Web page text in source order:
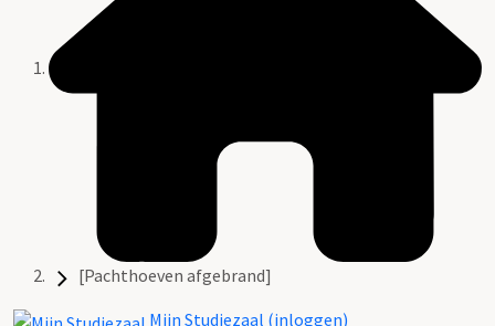
[Pachthoeven afgebrand]
Mijn Studiezaal (inloggen)